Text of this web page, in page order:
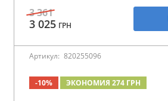
3 361
3 025 ГРН
Артикул: 820255096
-10% ЭКОНОМИЯ 274 ГРН